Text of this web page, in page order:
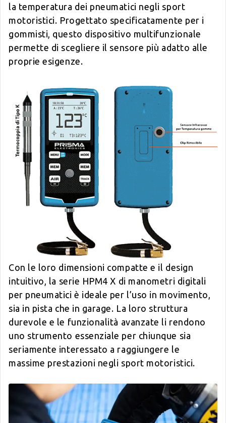
la temperatura dei pneumatici negli sport
motoristici. Progettato specificatamente per i
gommisti, questo dispositivo multifunzionale
permette di scegliere il sensore più adatto alle
proprie esigenze.
Con le loro dimensioni compatte e il design
intuitivo, la serie HPM4 X di manometri digitali
per pneumatici è ideale per l’uso in movimento,
sia in pista che in garage. La loro struttura
durevole e le funzionalità avanzate li rendono
uno strumento essenziale per chiunque sia
seriamente interessato a raggiungere le
massime prestazioni negli sport motoristici.